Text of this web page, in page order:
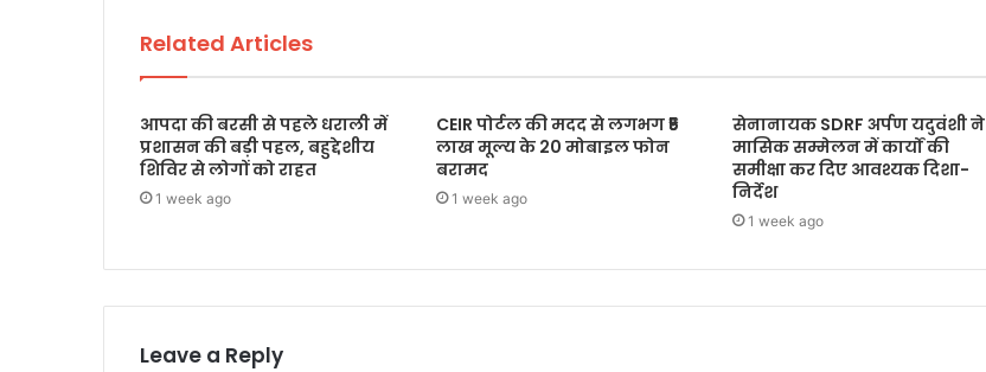
Related Articles
आपदा की बरसी से पहले धराली में
प्रशासन की बड़ी पहल, बहुद्देशीय
शिविर से लोगों को राहत
1 week ago
CEIR पोर्टल की मदद से लगभग ₹5
लाख मूल्य के 20 मोबाइल फोन
बरामद
1 week ago
सेनानायक SDRF अर्पण यदुवंशी ने
मासिक सम्मेलन में कार्यों की
समीक्षा कर दिए आवश्यक दिशा-
निर्देश
1 week ago
Leave a Reply